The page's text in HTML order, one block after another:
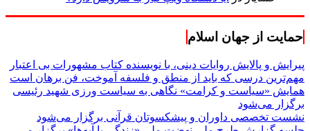
حمایت از جهان اسلام
پیرایش و پالایش روایات دینی، با نویسنده کتاب مشهورات بی اعتبار
مهم‌ترین درسی که باید از منطق و فلسفه آموخت، فن برهان است
همایش «سیاست و کرامت» نگاهی به سیاست ورزی شهید رئیسی
برگزار می‌شود
نشست تخصصی داوران و پیشکسوتان قرآنی برگزار می‌شود